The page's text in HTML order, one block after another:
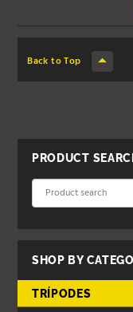
Back to Top
PRODUCT
SHOP BY
TRÍPODES